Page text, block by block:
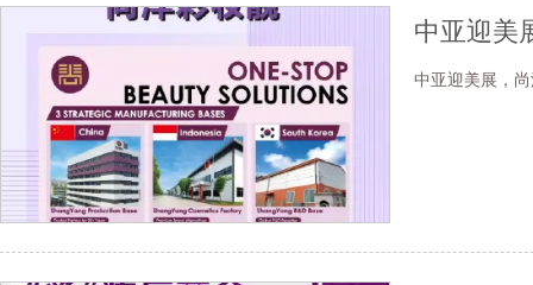
中亚迎美
中亚迎美展，